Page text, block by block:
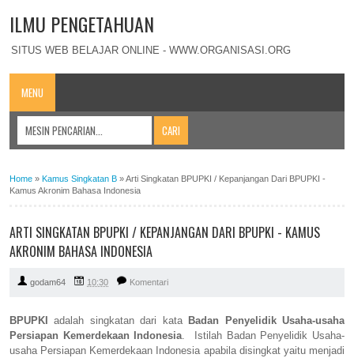
ILMU PENGETAHUAN
SITUS WEB BELAJAR ONLINE - WWW.ORGANISASI.ORG
MENU
Home » Kamus Singkatan B »Arti Singkatan BPUPKI / Kepanjangan Dari BPUPKI -
Kamus Akronim Bahasa Indonesia
ARTI SINGKATAN BPUPKI / KEPANJANGAN DARI BPUPKI - KAMUS
AKRONIM BAHASA INDONESIA
godam64 10:30 Komentari
BPUPKI adalah singkatan dari kata Badan Penyelidik Usaha-usaha
Persiapan Kemerdekaan Indonesia. Istilah Badan Penyelidik Usaha-
usaha Persiapan Kemerdekaan Indonesia apabila disingkat yaitu menjadi